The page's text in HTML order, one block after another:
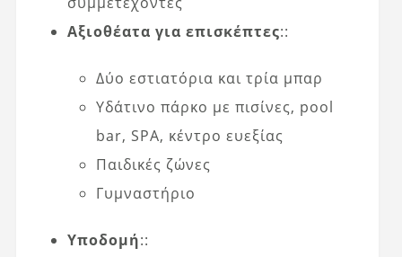
Αξιοθέατα για επισκέπτες::
Δύο εστιατόρια και τρία μπαρ
Υδάτινο πάρκο με πισίνες, pool
bar, SPA, κέντρο ευεξίας
Παιδικές ζώνες
Γυμναστήριο
Υποδομή::